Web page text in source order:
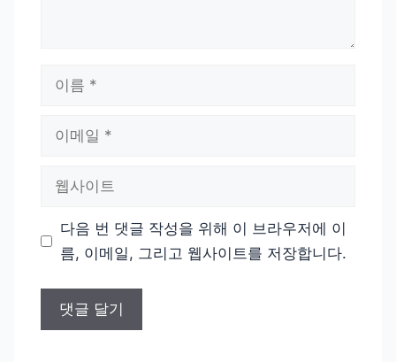
트
다음 번 댓글 작성을 위해 이 브라우저에 이
름, 이메일, 그리고 웹사이트를 저장합니다.